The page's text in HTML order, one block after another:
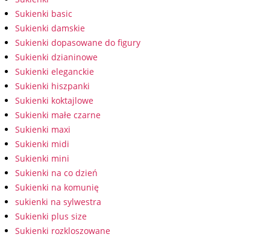
Sukienki basic
Sukienki damskie
Sukienki dopasowane do figury
Sukienki dzianinowe
Sukienki eleganckie
Sukienki hiszpanki
Sukienki koktajlowe
Sukienki małe czarne
Sukienki maxi
Sukienki midi
Sukienki mini
Sukienki na co dzień
Sukienki na komunię
sukienki na sylwestra
Sukienki plus size
Sukienki rozkloszowane